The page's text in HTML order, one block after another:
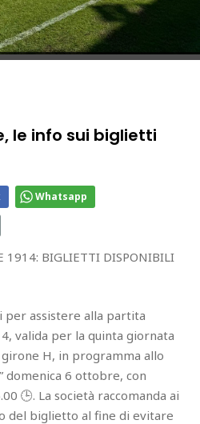
le info sui biglietti
Whatsapp
1914: BIGLIETTI DISPONIBILI
assistere alla partita
valida per la quinta giornata
H, in programma allo
domenica 6 ottobre, con
🕒. La società raccomanda ai
del biglietto al fine di evitare